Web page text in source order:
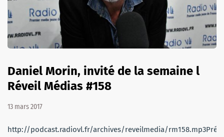
Daniel Morin, invité de la semaine l
Réveil Médias #158
13 mars 2017
http://podcast.radiovl.fr/archives/reveilmedia/